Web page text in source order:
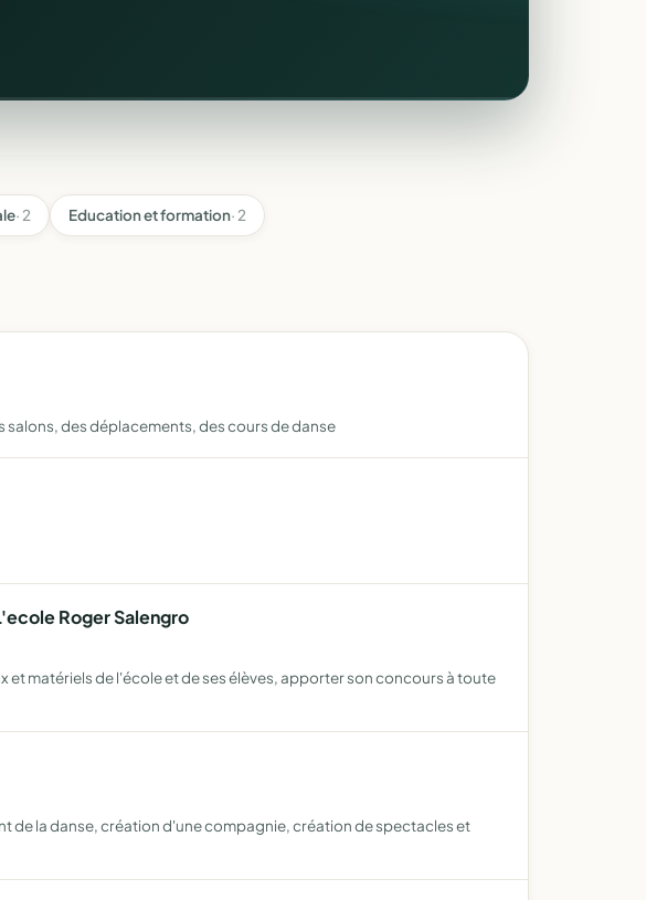
· 2 Education et formation· 2
des déplacements, des cours de danse
Roger Salengro
matériels de l'école et de ses élèves, apporter son concours à toute
de la danse, création d'une compagnie, création de spectacles et